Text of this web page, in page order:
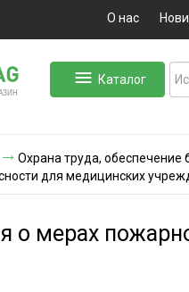
О нас
ЗИН
Каталог
Охрана труда, обеспечение
для медицинских
о мерах